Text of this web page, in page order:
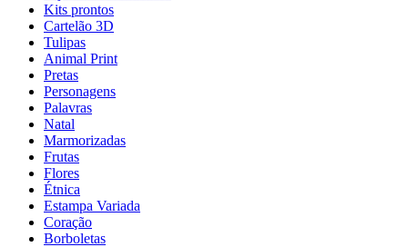
Kits prontos
Cartelão 3D
Tulipas
Animal Print
Pretas
Personagens
Palavras
Natal
Marmorizadas
Frutas
Flores
Étnica
Estampa Variada
Coração
Borboletas